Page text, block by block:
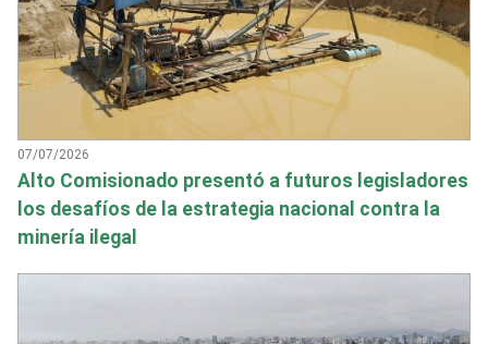
07/07/2026
Alto Comisionado presentó a futuros legisladores
los desafíos de la estrategia nacional contra la
minería ilegal